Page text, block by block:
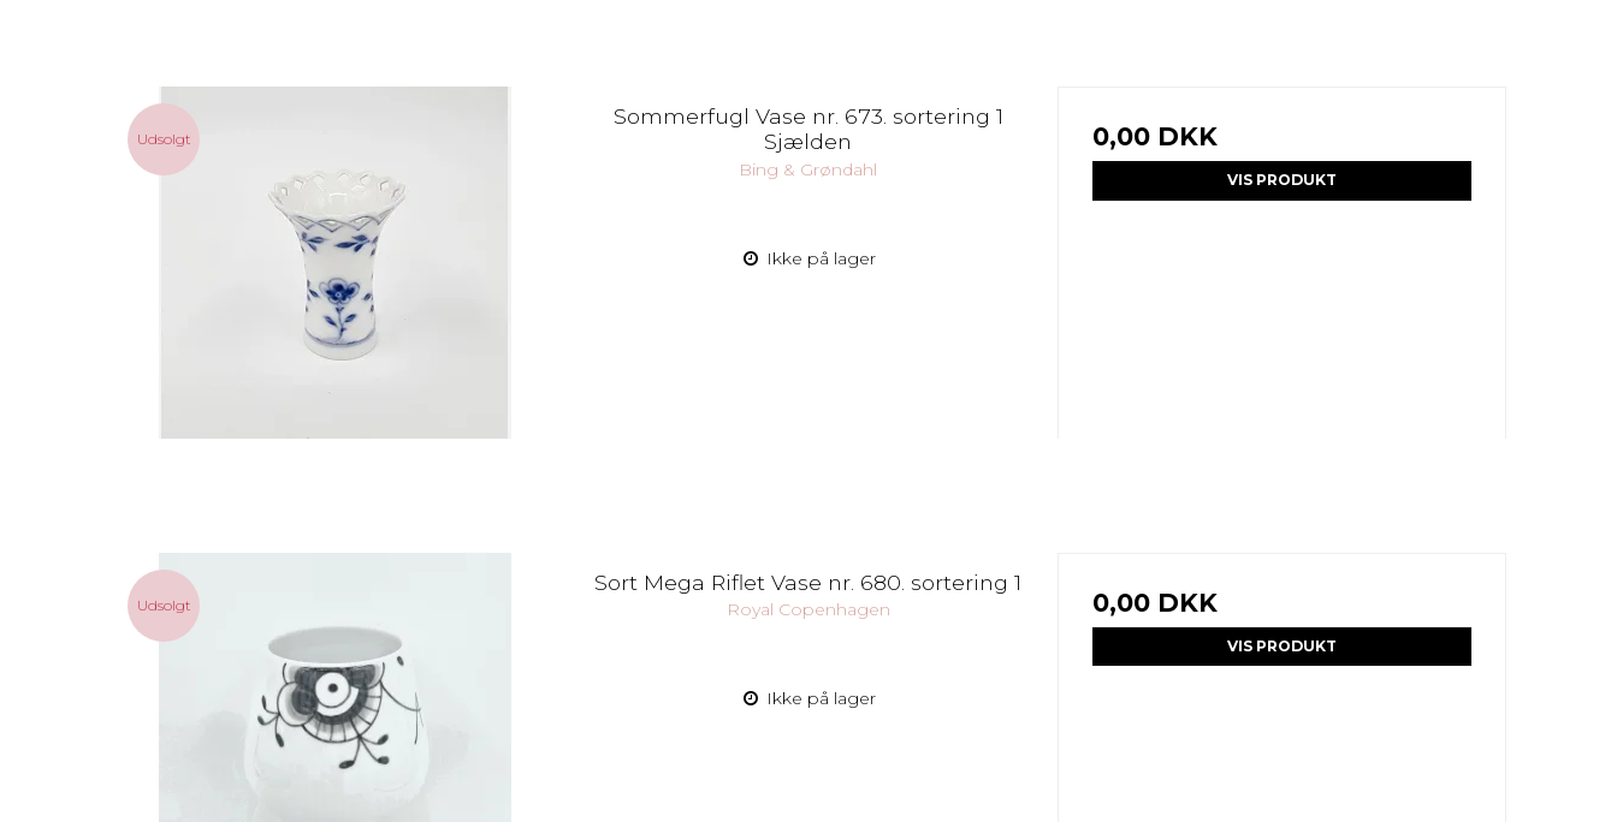
Udsolgt
Sommerfugl Vase nr. 673. sortering 1
Sjælden
Bing & Grøndahl
Ikke på lager
0,00 DKK
VIS PRODUKT
Udsolgt
Sort Mega Riflet Vase nr. 680. sortering 1
Royal Copenhagen
Ikke på lager
0,00 DKK
VIS PRODUKT